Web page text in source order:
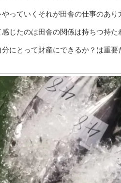
やっていくそれが田舎の仕事のあり
感じたのは田舎の関係は持ちつ持
にとって財産にできるか？は重要